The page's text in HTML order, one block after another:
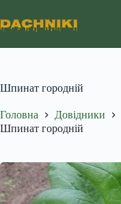
до
вмісту
Шпинат городній
Головна Довідники
Шпинат городній